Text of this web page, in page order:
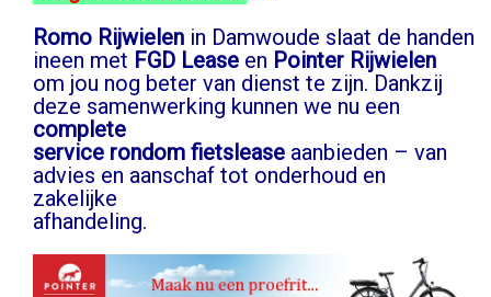
Romo Rijwielen in Damwoude slaat de handen
ineen met FGD Lease en Pointer Rijwielen
om jou nog beter van dienst te zijn. Dankzij
deze samenwerking kunnen we nu een
complete
service rondom fietslease aanbieden – van
advies en aanschaf tot onderhoud en
zakelijke
afhandeling.